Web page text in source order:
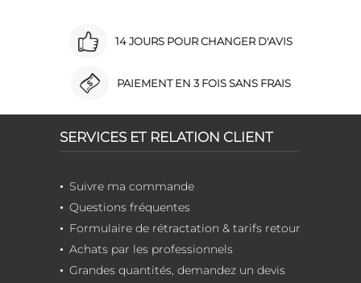
14 JOURS POUR CHANGER D'AVIS
PAIEMENT EN 3 FOIS SANS FRAIS
SERVICES ET RELATION CLIENT
Suivre ma commande
Questions fréquentes
Formulaire de rétractation & tarifs retour
Achats par les professionnels
Grandes quantités, demandez un devis